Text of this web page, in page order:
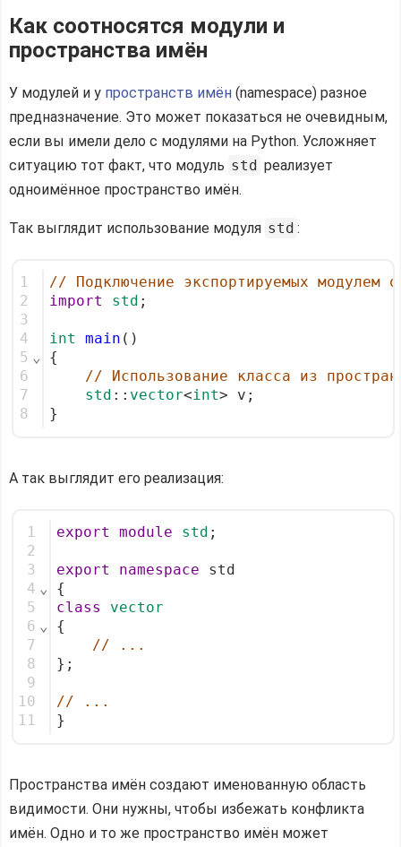
Как соотносятся модули и
пространства имён
У модулей и у пространств имён (namespace) разное
предназначение. Это может показаться не очевидным,
если вы имели дело с модулями на Python. Усложняет
ситуацию тот факт, что модуль std реализует
одноимённое пространство имён.
Так выглядит использование модуля std :
1
2
3
4
5
6
7
8
⌄
// Подключение экспортируемых модулем
import
std ;
int main ()
{
// Использование класса из
std :: vector<int> v;
}
А так выглядит его реализация:
1
2
3
4
5
6
7
8
9
10
11
⌄
⌄
export module std ;
export namespace std
{
class
vector
{
// ...
};
// ...
}
Пространства имён создают именованную область
видимости. Они нужны, чтобы избежать конфликта
имён. Одно и то же пространство имён может